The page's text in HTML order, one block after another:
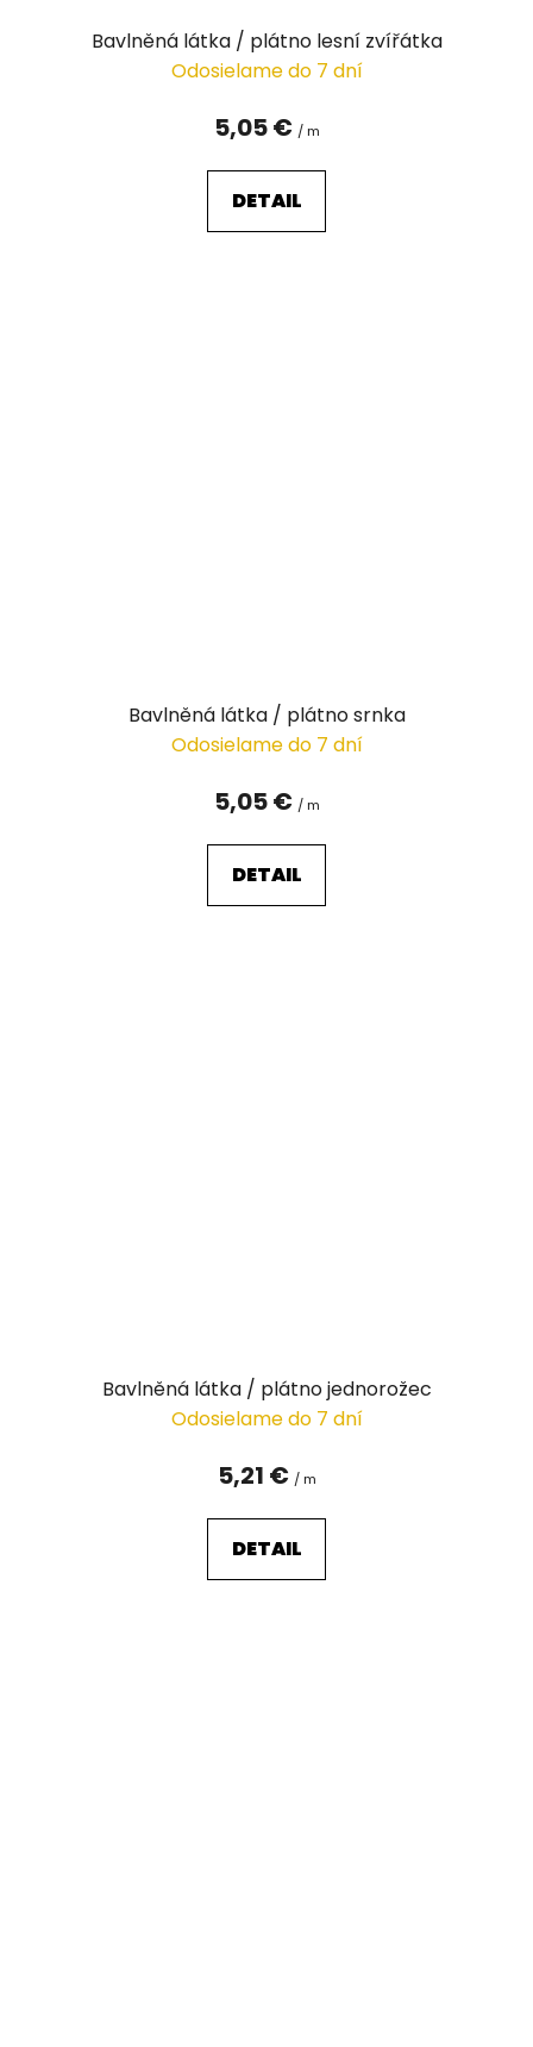
Bavlněná látka / plátno lesní zvířátka
Odosielame do 7 dní
5,05 € / m
DETAIL
Bavlněná látka / plátno srnka
Odosielame do 7 dní
5,05 € / m
DETAIL
Bavlněná látka / plátno jednorožec
Odosielame do 7 dní
5,21 € / m
DETAIL